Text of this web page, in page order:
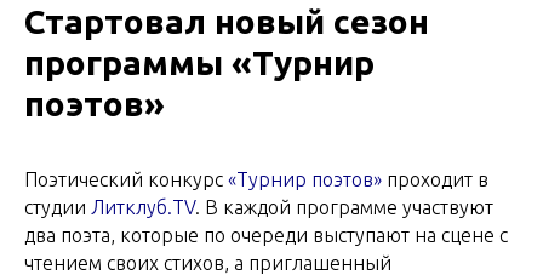
Стартовал новый сезон
программы «Турнир
поэтов»
Поэтический конкурс «Турнир поэтов» проходит в
студии Литклуб.TV. В каждой программе участвуют
два поэта, которые по очереди выступают на сцене с
чтением своих стихов, а приглашенный